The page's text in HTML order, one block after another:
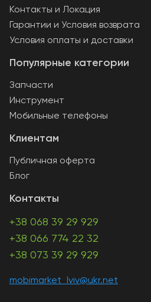
Контакты
+38 068 39 29 929
+38 066 774 22 32
+38 073 39 29 929
mobimarket_lviv@ukr.net
Клиентам
Публичная оферта
Блог
Популярные категории
Запчасти
Инструмент
Мобильные телефоны
Контакты и Локация
Гарантии и Условия возврата
Условия оплаты и доставки